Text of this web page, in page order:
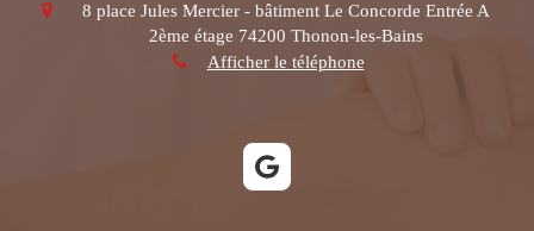
8 place Jules Mercier - bâtiment Le Concorde Entrée A
2ème étage 74200 Thonon-les-Bains
Afficher le téléphone